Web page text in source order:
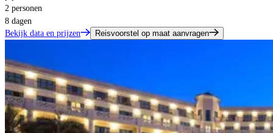
2 personen
8 dagen
Bekijk data en prijzen
Reisvoorstel op maat aanvragen